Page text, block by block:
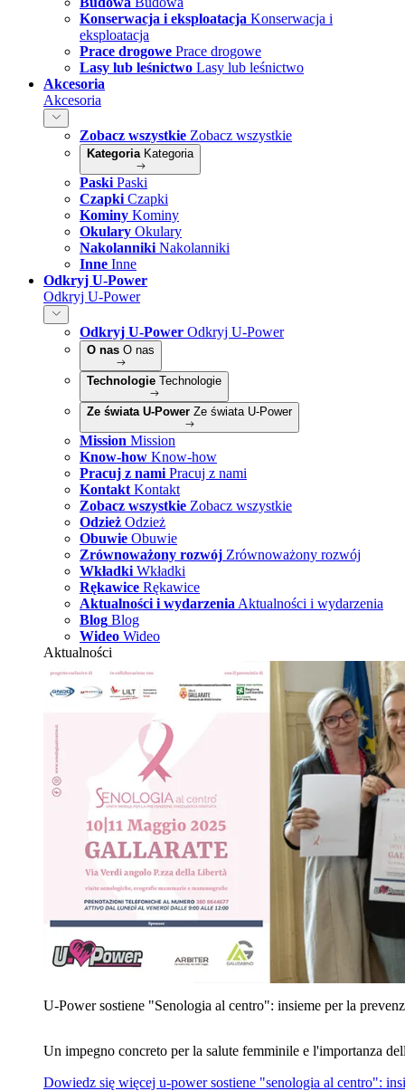
Konserwacja i eksploatacja Konserwacja i
eksploatacja
Prace drogowe Prace drogowe
Lasy lub leśnictwo Lasy lub leśnictwo
Akcesoria
Akcesoria
Zobacz wszystkie Zobacz wszystkie
Kategoria Kategoria
Paski Paski
Czapki Czapki
Kominy Kominy
Okulary Okulary
Nakolanniki Nakolanniki
Inne Inne
Odkryj U-Power
Odkryj U-Power
Odkryj U-Power Odkryj U-Power
O nas O nas
Technologie Technologie
Ze świata U-Power Ze świata U-Power
Mission Mission
Know-how Know-how
Pracuj z nami Pracuj z nami
Kontakt Kontakt
Zobacz wszystkie Zobacz wszystkie
Odzież Odzież
Obuwie Obuwie
Zrównoważony rozwój Zrównoważony rozwój
Wkładki Wkładki
Rękawice Rękawice
Aktualności i wydarzenia Aktualności i wydarzenia
Blog Blog
Wideo Wideo
Aktualności
U‑Power sostiene "Senologia al centro": insieme per la
Un impegno concreto per la salute femminile e l'importanza
Dowiedz się więcej u‑power sostiene "senologia al centro":